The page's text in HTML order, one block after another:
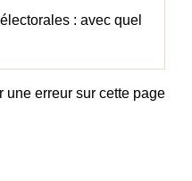
: avec quel
une erreur sur cette page